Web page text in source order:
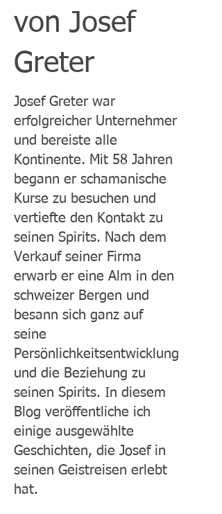
von Josef
Greter
Josef Greter war
erfolgreicher Unternehmer
und bereiste alle
Kontinente. Mit 58 Jahren
begann er schamanische
Kurse zu besuchen und
vertiefte den Kontakt zu
seinen Spirits. Nach dem
Verkauf seiner Firma
erwarb er eine Alm in den
schweizer Bergen und
besann sich ganz auf
seine
Persönlichkeitsentwicklung
und die Beziehung zu
seinen Spirits. In diesem
Blog veröffentliche ich
einige ausgewählte
Geschichten, die Josef in
seinen Geistreisen erlebt
hat.